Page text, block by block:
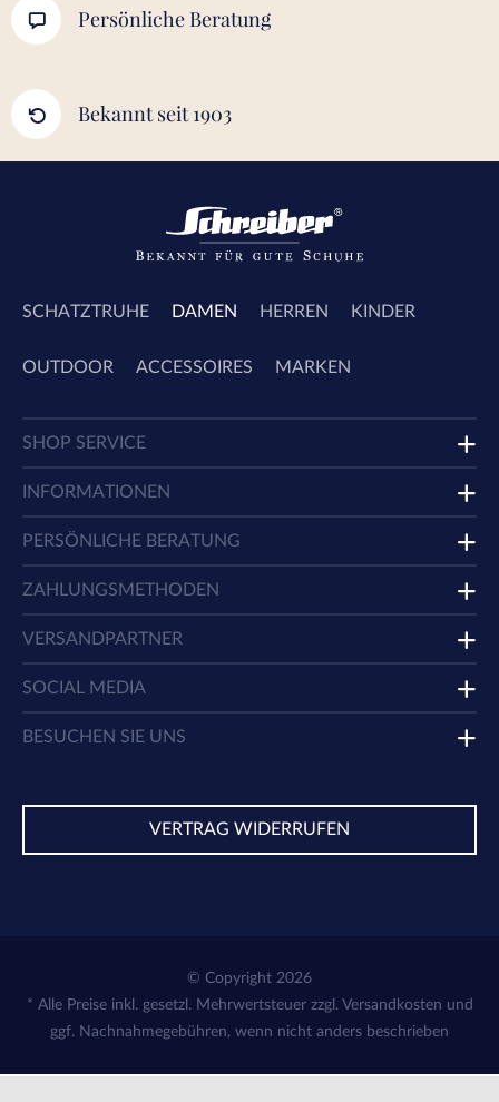
Persönliche Beratung
Bekannt seit 1903
SCHATZTRUHE DAMEN HERREN KINDER
OUTDOOR ACCESSOIRES MARKEN
SHOP SERVICE
INFORMATIONEN
PERSÖNLICHE BERATUNG
ZAHLUNGSMETHODEN
VERSANDPARTNER
SOCIAL MEDIA
BESUCHEN SIE UNS
VERTRAG WIDERRUFEN
© Copyright 2026
* Alle Preise inkl. gesetzl. Mehrwertsteuer zzgl. Versandkosten und
ggf. Nachnahmegebühren, wenn nicht anders beschrieben